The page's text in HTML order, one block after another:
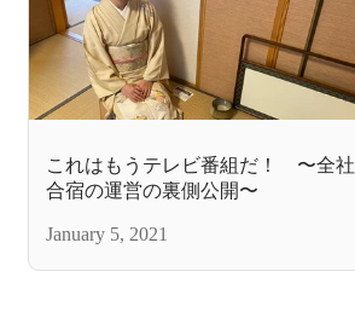
これはもうテレビ番組だ！ 〜全社
合宿の運営の裏側公開〜
January 5, 2021